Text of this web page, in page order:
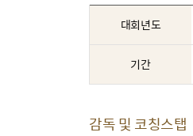
대회년도
기간
감독 및 코칭스탭